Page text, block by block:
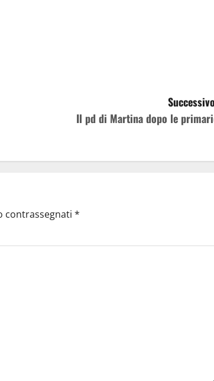
Il pd di Martina dopo le
contrassegnati *